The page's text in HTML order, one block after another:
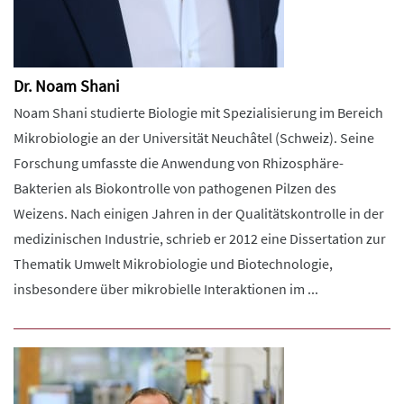
Dr. Noam Shani
Noam Shani studierte Biologie mit Spezialisierung im Bereich
Mikrobiologie an der Universität Neuchâtel (Schweiz). Seine
Forschung umfasste die Anwendung von Rhizosphäre-
Bakterien als Biokontrolle von pathogenen Pilzen des
Weizens. Nach einigen Jahren in der Qualitätskontrolle in der
medizinischen Industrie, schrieb er 2012 eine Dissertation zur
Thematik Umwelt Mikrobiologie und Biotechnologie,
insbesondere über mikrobielle Interaktionen im ...